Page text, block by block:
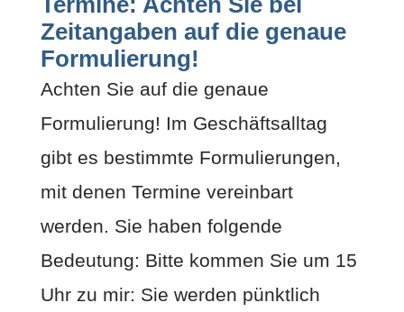
Zeitangaben auf die genaue
Formulierung!
Achten Sie auf die genaue
Formulierung! Im Geschäftsalltag
gibt es bestimmte Formulierungen,
mit denen Termine vereinbart
werden. Sie haben folgende
Bedeutung: Bitte kommen Sie um 15
Uhr zu mir: Sie werden pünktlich